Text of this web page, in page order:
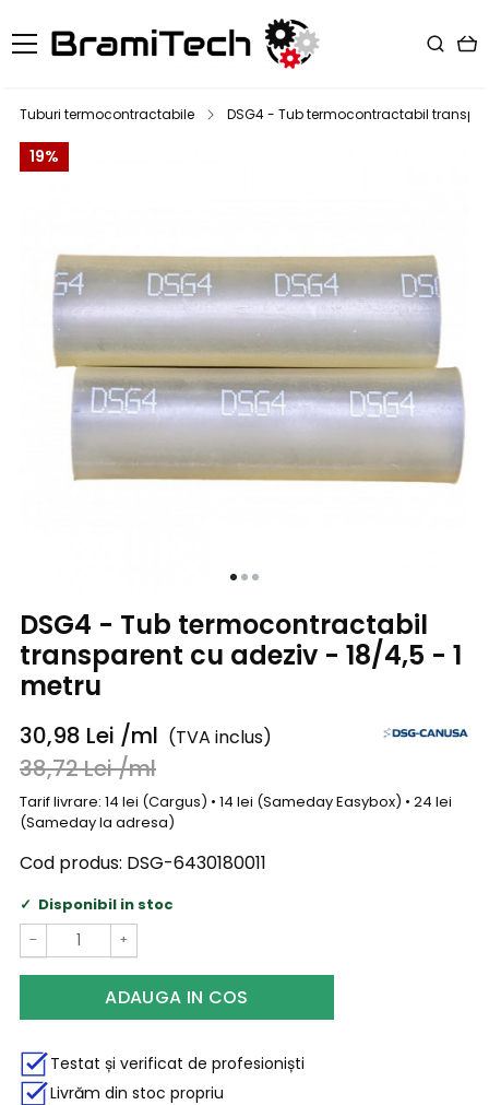
Tuburi termocontractabile DSG4 - Tub termocontractabil
19%
DSG4 - Tub termocontractabil
transparent cu adeziv - 18/4,5 - 1
metru
30,98 Lei /ml (TVA inclus)
38,72Lei/ml
Tarif livrare: 14 lei (Cargus) • 14 lei (Sameday Easybox) • 24 lei
(Sameday la adresa)
Cod produs: DSG-6430180011
Disponibil in stoc
− +
ADAUGA IN COS
Testat și verificat de profesioniști
Livrăm din stoc propriu